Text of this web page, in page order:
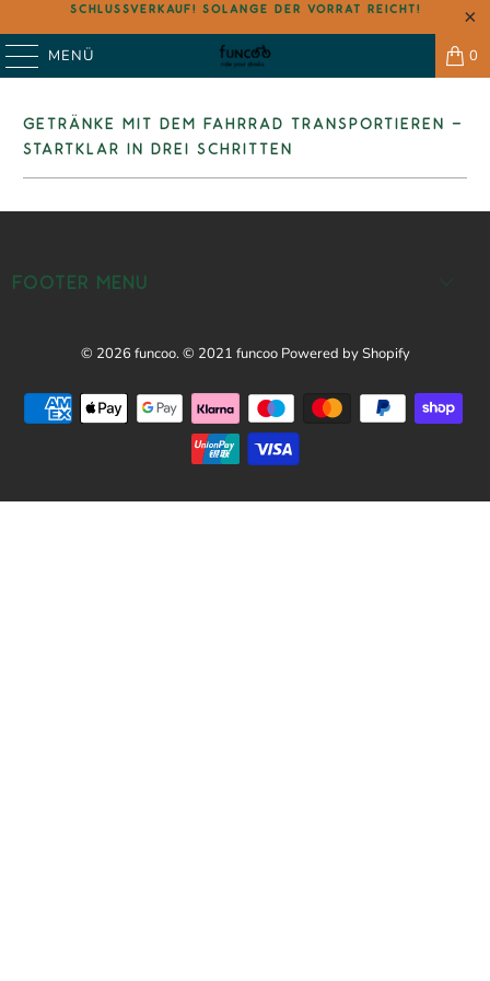
SCHLUSSVERKAUF! SOLANGE DER VORRAT REICHT!
MENÜ 0
GETRÄNKE MIT DEM FAHRRAD TRANSPORTIEREN -
STARTKLAR IN DREI SCHRITTEN
FOOTER MENU
© 2026 funcoo. © 2021 funcoo Powered by Shopify